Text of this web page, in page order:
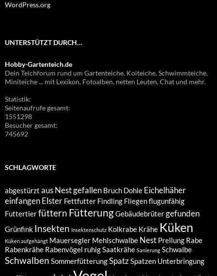
WordPress.org
UNTERSTÜTZT DURCH…
Hobby-Gartenteich.de
Dein Teichforum rund um Gartenteiche, Koiteiche, Schwimmteiche,
Miniteiche ... mit Lexikon, Fotoalben, netten Leuten, Chat und mehr.
Statistik:
Seitenaufrufe gesamt:
1551298
Besucher gesamt:
745692
SCHLAGWORTE
abgestürzt aus Nest gefallen Bruch Dohle Eichelhäher
einfangenElster Fettfutter Findling Fliegenflugunfähig
Futtertierfüttern FütterungGebäudebrüter gefunden
Grünfink Insekten Insektenschutz Kolkrabe Krähe Küken
Küken aufgehängt Mauersegler Mehlschwalbe Nest Prellung Rabe
Rabenkrähe Rabenvögel ruhigSaatkrähe Sanierung Schwalbe
Schwalben SommerfütterungSpatzSpatzen Unterbringung